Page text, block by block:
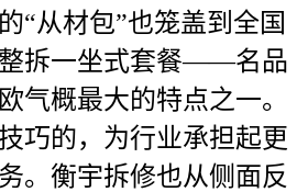
“从材包”也笼盖到全国
拆一坐式套餐——名品
气概最大的特点之一。
巧的，为行业承担起更
。衡宇拆修也从侧面反